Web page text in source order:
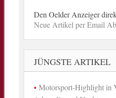
Den Oelder Anzeiger
Neue Artikel per Email
JÜNGSTE ARTIKEL
Motorsport-Highlight in